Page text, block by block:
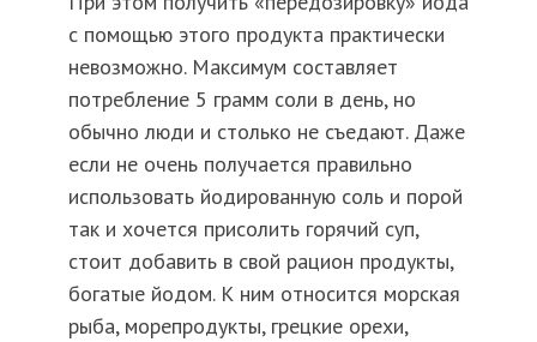
с помощью этого продукта практически
невозможно. Максимум составляет
потребление 5 грамм соли в день, но
обычно люди и столько не съедают. Даже
если не очень получается правильно
использовать йодированную соль и порой
так и хочется присолить горячий суп,
стоит добавить в свой рацион продукты,
богатые йодом. К ним относится морская
рыба, морепродукты, грецкие орехи,